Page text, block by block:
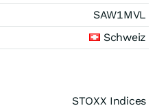
SAW1MVL
Schweiz
STOXX Indices